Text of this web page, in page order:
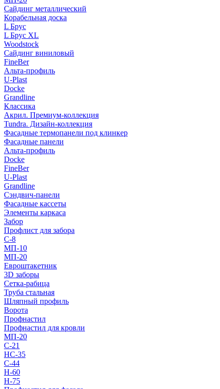
Сайдинг металлический
Корабельная доска
L Брус
L Брус XL
Woodstock
Сайдинг виниловый
FineBer
Альта-профиль
U-Plast
Docke
Grandline
Классика
Акрил. Премиум-коллекция
Tundra. Дизайн-коллекция
Фасадные термопанели под клинкер
Фасадные панели
Альта-профиль
Docke
FineBer
U-Plast
Grandline
Сэндвич-панели
Фасадные кассеты
Элементы каркаса
Забор
Профлист для забора
С-8
МП-10
МП-20
Евроштакетник
3D заборы
Сетка-рабица
Труба стальная
Шляпный профиль
Ворота
Профнастил
Профнастил для кровли
МП-20
С-21
НС-35
С-44
Н-60
Н-75